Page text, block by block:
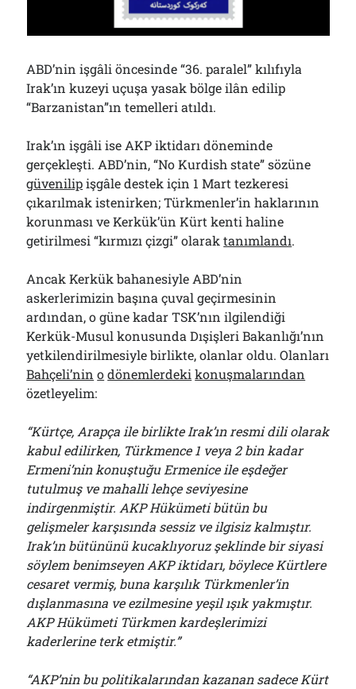
Bölmediğiniz Bir O Kalmıştı!..
Arşivler
Arşivler
ABD’nin işgâli öncesinde “36. paralel” kılıfıyla
Irak’ın kuzeyi uçuşa yasak bölge ilân edilip
“Barzanistan”ın temelleri atıldı.
Irak’ın işgâli ise AKP iktidarı döneminde
gerçekleşti. ABD’nin, “No Kurdish state” sözüne
güvenilipişgâle destek için 1 Mart tezkeresi
çıkarılmak istenirken; Türkmenler’in haklarının
korunması ve Kerkük’ün Kürt kenti haline
getirilmesi “kırmızı çizgi” olaraktanımlandı.
Ancak Kerkük bahanesiyle ABD’nin
askerlerimizin başına çuval geçirmesinin
ardından, o güne kadar TSK’nın ilgilendiği
Kerkük-Musul konusunda Dışişleri Bakanlığı’nın
yetkilendirilmesiyle birlikte, olanlar oldu. Olanları
Bahçeli’nin odönemlerdeki konuşmalarından
özetleyelim:
“Kürtçe, Arapça ile birlikte Irak’ın resmi dili olarak
kabul edilirken, Türkmence 1 veya 2 bin kadar
Ermeni’nin konuştuğu Ermenice ile eşdeğer
tutulmuş ve mahalli lehçe seviyesine
indirgenmiştir. AKP Hükümeti bütün bu
gelişmeler karşısında sessiz ve ilgisiz kalmıştır.
Irak’ın bütününü kucaklıyoruz şeklinde bir siyasi
söylem benimseyen AKP iktidarı, böylece Kürtlere
cesaret vermiş, buna karşılık Türkmenler’in
dışlanmasına ve ezilmesine yeşil ışık yakmıştır.
AKP Hükümeti Türkmen kardeşlerimizi
kaderlerine terk etmiştir.”
“AKP’nin bu politikalarından kazanan sadece Kürt